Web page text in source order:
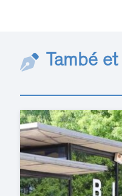
També